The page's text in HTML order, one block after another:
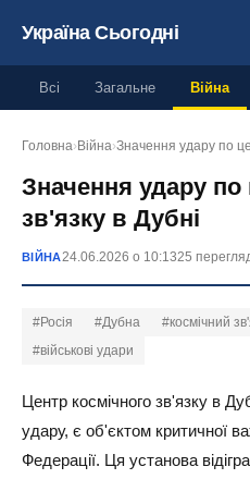
Україна Сьогодні
Всі Загальне Війна
Головна› Війна›Значення удару по
Значення удару по
зв'язку в Дубні
ВІЙНА24.06.2026 о 10:1325
#Росія #Дубна #космічний
#військові удари
Центр космічного зв'язку в
удару, є об'єктом критичної
Федерації. Ця установа